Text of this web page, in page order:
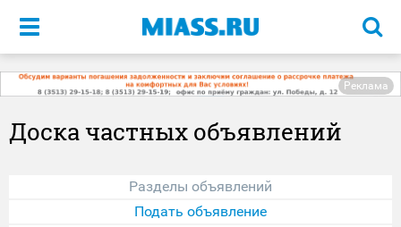
Меню
Реклама
Доска частных объявлений
Разделы объявлений
Подать объявление